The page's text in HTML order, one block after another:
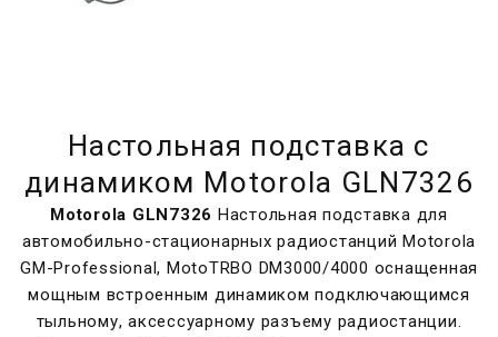
Настольная подставка с
динамиком Motorola GLN7326
Motorola GLN7326 Настольная подставка для
автомобильно-стационарных радиостанций Motorola
GM-Professional, MotoTRBO DM3000/4000 оснащенная
мощным встроенным динамиком подключающимся
тыльному, аксессуарному разъему радиостанции.